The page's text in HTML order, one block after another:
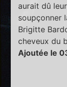
aurait dû
soupçonner
Brigitte
cheveux du
Ajoutée le